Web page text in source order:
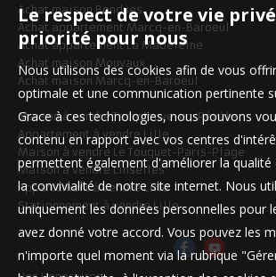
Achat maison Bondues
Achat appartement Marcq-en-Baroeul
Achat appartement La Madeleine
Achat maison Mouvaux
Achat maison Marcq-en-Baroeul
Maison à vendre Templeuve-en-Pévèle
Appartement à vendre Lille
Maison à vendre Le Touquet-Paris-Plage
Maison à vendre Linselles
Appartement à vendre Lille
Stationnement à vendre Lille
Le respect de votre vie
priorité pour nous
Nous utilisons des cookies afin de vous
optimale et une communication pertinente
Grace à ces technologies, nous pouvons
contenu en rapport avec vos centres
permettent également d'améliorer la qualité
la convivialité de notre site internet. Nous
uniquement les données personnelles pour
avez donné votre accord. Vous pouvez les
n'importe quel moment via la rubrique